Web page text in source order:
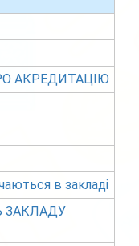
АКРЕДИТАЦІЮ
в закладі
ЗАКЛАДУ